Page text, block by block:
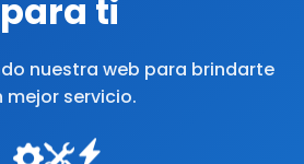
para ti
nuestra web para brindarte
mejor servicio.